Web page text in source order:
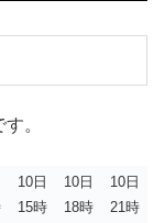
。
10日
15時
10日
18時
10日
21時